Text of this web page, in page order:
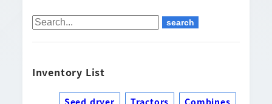
Inventory List
Seed dryer Tractors
Combines